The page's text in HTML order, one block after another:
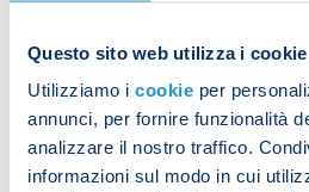
Questo sito web utilizza i cookie
Utilizziamo i cookie per
annunci, per fornire funzionalità
analizzare il nostro traffico.
informazioni sul modo in cui
Matteo Politano trained
workout then joined in with
Victor Osimhen followed a